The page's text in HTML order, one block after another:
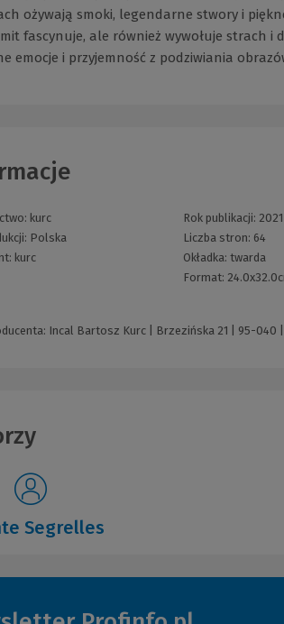
ożywają smoki, legendarne stwory i
fascynuje, ale również wywołuje strach i
emocje i przyjemność z podziwiania
kurc
Polska
kurc
Rok publikacji: 2021
Liczba stron: 64
Okładka: twarda
Format:
Incal Bartosz Kurc | Brzezińska 21 | 95-040
Segrelles